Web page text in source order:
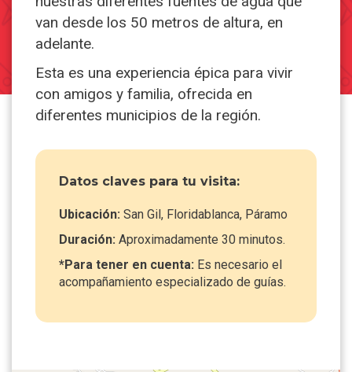
van desde los 50 metros de altura, en
adelante.
Esta es una experiencia épica para vivir
con amigos y familia, ofrecida en
diferentes municipios de la región.
Datos claves para tu visita:
Ubicación: San Gil, Floridablanca, Páramo
Duración: Aproximadamente 30 minutos.
*Para tener en cuenta: Es necesario el
acompañamiento especializado de guías.